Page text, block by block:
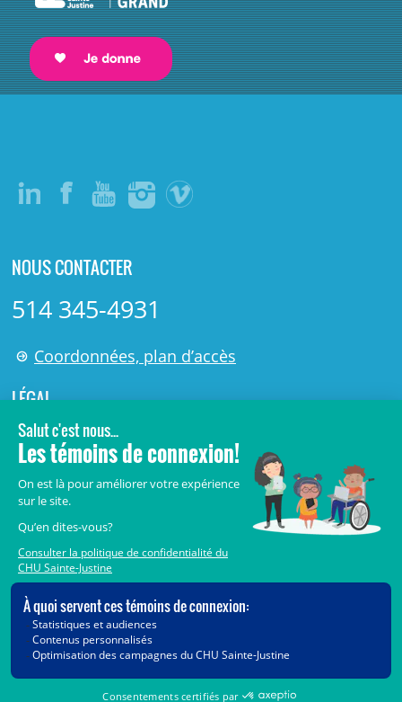
NOUS CONTACTER
514 345-4931
Coordonnées, plan d’accès
LÉGAL
© 2006-2026Centre de recherche Azrieli du CHU Sainte-
Justine.
Avis légaux